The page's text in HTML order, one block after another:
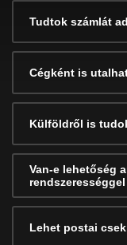
Tudtok számlát
Cégként is
Külföldről is
Van-e lehetőség
Lehet postai